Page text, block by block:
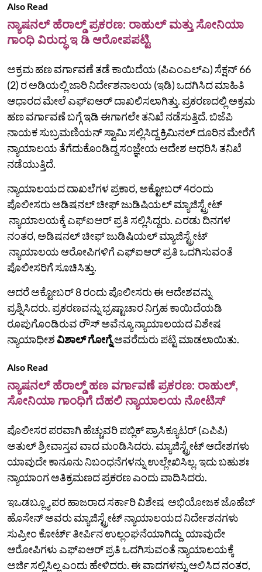
Also Read
ನ್ಯಾಷನಲ್ ಹೆರಾಲ್ಡ್ ಪ್ರಕರಣ: ರಾಹುಲ್ ಮತ್ತು ಸೋನಿಯಾ
ಗಾಂಧಿ ವಿರುದ್ಧ ಇ ಡಿ ಆರೋಪಪಟ್ಟಿ
ಅಕ್ರಮ ಹಣ ವರ್ಗಾವಣೆ ತಡೆ ಕಾಯಿದೆಯ (ಪಿಎಂಎಲ್‌ಎ) ಸೆಕ್ಷನ್ 66
(2) ರ ಅಡಿಯಲ್ಲಿ ಜಾರಿ ನಿರ್ದೇಶನಾಲಯ (ಇಡಿ) ಒದಗಿಸಿದ ಮಾಹಿತಿ
ಆಧಾರದ ಮೇಲೆ ಎಫ್‌ಐಆರ್ ದಾಖಲಿಸಲಾಗಿತ್ತು. ಪ್ರಕರಣದಲ್ಲಿ ಅಕ್ರಮ
ಹಣ ವರ್ಗಾವಣೆ ಬಗ್ಗೆ ಇಡಿ ಈಗಾಗಲೇ ತನಿಖೆ ನಡೆಸುತ್ತಿದೆ. ಬಿಜೆಪಿ
ನಾಯಕ ಸುಬ್ರಮಣಿಯನ್ ಸ್ವಾಮಿ ಸಲ್ಲಿಸಿದ್ದ ಕ್ರಿಮಿನಲ್ ದೂರಿನ ಮೇರೆಗೆ
ನ್ಯಾಯಾಲಯ ತೆಗೆದುಕೊಂಡಿದ್ದ ಸಂಜ್ಞೇಯ ಆದೇಶ ಆಧರಿಸಿ ತನಿಖೆ
ನಡೆಯುತ್ತಿದೆ.
ನ್ಯಾಯಾಲಯದ ದಾಖಲೆಗಳ ಪ್ರಕಾರ, ಅಕ್ಟೋಬರ್ 4ರಂದು
ಪೊಲೀಸರು ಅಡಿಷನಲ್‌ ಚೀಫ್‌ ಜುಡಿಷಿಯಲ್‌ ಮ್ಯಾಜಿಸ್ಟ್ರೇಟ್
ನ್ಯಾಯಾಲಯಕ್ಕೆ ಎಫ್‌ಐಆರ್‌ ಪ್ರತಿ ಸಲ್ಲಿಸಿದ್ದರು. ಎರಡು ದಿನಗಳ
ನಂತರ, ಅಡಿಷನಲ್‌ ಚೀಫ್‌ ಜುಡಿಷಿಯಲ್‌ ಮ್ಯಾಜಿಸ್ಟ್ರೇಟ್
ನ್ಯಾಯಾಲಯ ಆರೋಪಿಗಳಿಗೆ ಎಫ್‌ಐಆರ್‌ ಪ್ರತಿ ಒದಗಿಸುವಂತೆ
ಪೊಲೀಸರಿಗೆ ಸೂಚಿಸಿತ್ತು.
ಆದರೆ ಅಕ್ಟೋಬರ್ 8 ರಂದು ಪೊಲೀಸರು ಈ ಆದೇಶವನ್ನು
ಪ್ರಶ್ನಿಸಿದರು. ಪ್ರಕರಣವನ್ನು ಭ್ರಷ್ಟಾಚಾರ ನಿಗ್ರಹ ಕಾಯಿದೆಯಡಿ
ರೂಪುಗೊಂಡಿರುವ ರೌಸ್ ಅವೆನ್ಯೂ ನ್ಯಾಯಾಲಯದ ವಿಶೇಷ
ನ್ಯಾಯಾಧೀಶವಿಶಾಲ್ ಗೋಗ್ನೆಅವರೆದುರು ಪಟ್ಟಿ ಮಾಡಲಾಯಿತು.
Also Read
ನ್ಯಾಷನಲ್ ಹೆರಾಲ್ಡ್ ಹಣ ವರ್ಗಾವಣೆ ಪ್ರಕರಣ: ರಾಹುಲ್,
ಸೋನಿಯಾ ಗಾಂಧಿಗೆ ದೆಹಲಿ ನ್ಯಾಯಾಲಯ ನೋಟಿಸ್
ಪೊಲೀಸರ ಪರವಾಗಿ ಹೆಚ್ಚುವರಿ ಪಬ್ಲಿಕ್ ಪ್ರಾಸಿಕ್ಯೂಟರ್ (ಎಪಿಪಿ)
ಅತುಲ್ ಶ್ರೀವಾಸ್ತವ ವಾದ ಮಂಡಿಸಿದರು. ಮ್ಯಾಜಿಸ್ಟ್ರೇಟ್ ಆದೇಶಗಳು
ಯಾವುದೇ ಕಾನೂನು ನಿಬಂಧನೆಗಳನ್ನು ಉಲ್ಲೇಖಿಸಿಲ್ಲ. ಇದು ಬಹುಶಃ
ನ್ಯಾಯಾಂಗ ಅತಿಕ್ರಮಣದ ಪ್ರಕರಣ ಎಂದು ವಾದಿಸಿದರು.
ಇಒಡಬ್ಲ್ಯೂ ಪರ ಹಾಜರಾದ ಸರ್ಕಾರಿ ವಿಶೇಷ ಅಭಿಯೋಜಕ ಜೊಹೆಬ್
ಹೊಸೇನ್ ಅವರು ಮ್ಯಾಜಿಸ್ಟ್ರೇಟ್‌ ನ್ಯಾಯಾಲಯದ ನಿರ್ದೇಶನಗಳು
ಸುಪ್ರೀಂ ಕೋರ್ಟ್ ತೀರ್ಪಿನ ಉಲ್ಲಂಘನೆಯಾಗಿದ್ದು ಯಾವುದೇ
ಆರೋಪಿಗಳು ಎಫ್‌ಐಆರ್‌ ಪ್ರತಿ ಒದಗಿಸುವಂತೆ ನ್ಯಾಯಾಲಯಕ್ಕೆ
ಅರ್ಜಿ ಸಲ್ಲಿಸಿಲ್ಲ ಎಂದು ಹೇಳಿದರು. ಈ ವಾದಗಳನ್ನು ಆಲಿಸಿದ ನಂತರ,